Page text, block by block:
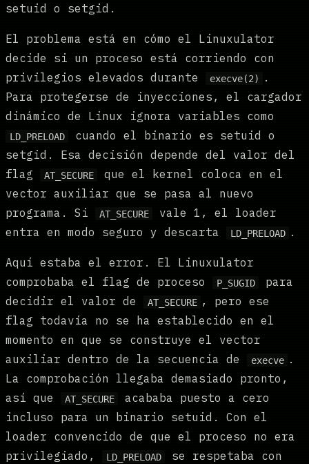
setuid o setgid.
El problema está en cómo el Linuxulator
decide si un proceso está corriendo con
privilegios elevados durante
execve(2)
.
Para protegerse de inyecciones, el cargador
dinámico de Linux ignora variables como
LD_PRELOAD
cuando el binario es setuid o
setgid. Esa decisión depende del valor del
flag
AT_SECURE
que el kernel coloca en el
vector auxiliar que se pasa al nuevo
programa. Si
AT_SECURE
vale 1, el loader
entra en modo seguro y descarta
LD_PRELOAD .
Aquí estaba el error. El Linuxulator
comprobaba el flag de proceso
P_SUGID
para
decidir el valor de
AT_SECURE , pero ese
flag todavía no se ha establecido en el
momento en que se construye el vector
auxiliar dentro de la secuencia de
execve .
La comprobación llegaba demasiado pronto,
así que
AT_SECURE
acababa puesto a cero
incluso para un binario setuid. Con el
loader convencido de que el proceso no era
privilegiado,
LD_PRELOAD
se respetaba con